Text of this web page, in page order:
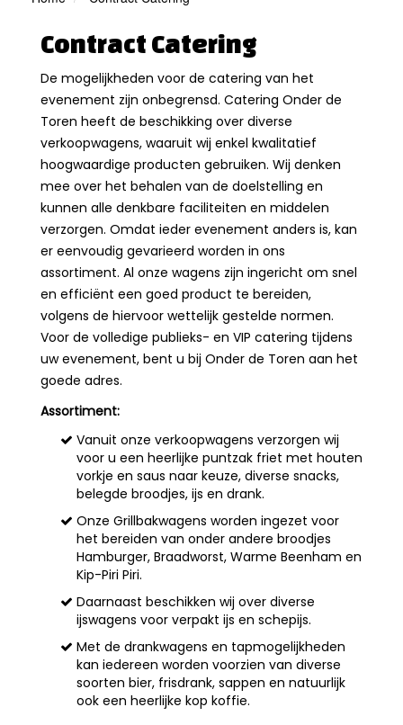
Contract Catering
De mogelijkheden voor de catering van het
evenement zijn onbegrensd. Catering Onder de
Toren heeft de beschikking over diverse
verkoopwagens, waaruit wij enkel kwalitatief
hoogwaardige producten gebruiken. Wij denken
mee over het behalen van de doelstelling en
kunnen alle denkbare faciliteiten en middelen
verzorgen. Omdat ieder evenement anders is, kan
er eenvoudig gevarieerd worden in ons
assortiment. Al onze wagens zijn ingericht om snel
en efficiënt een goed product te bereiden,
volgens de hiervoor wettelijk gestelde normen.
Voor de volledige publieks- en VIP catering tijdens
uw evenement, bent u bij Onder de Toren aan het
goede adres.
Assortiment:
Vanuit onze verkoopwagens verzorgen wij
voor u een heerlijke puntzak friet met houten
vorkje en saus naar keuze, diverse snacks,
belegde broodjes, ijs en drank.
Onze Grillbakwagens worden ingezet voor
het bereiden van onder andere broodjes
Hamburger, Braadworst, Warme Beenham en
Kip-Piri Piri.
Daarnaast beschikken wij over diverse
ijswagens voor verpakt ijs en schepijs.
Met de drankwagens en tapmogelijkheden
kan iedereen worden voorzien van diverse
soorten bier, frisdrank, sappen en natuurlijk
ook een heerlijke kop koffie.